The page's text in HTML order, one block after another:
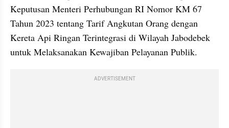
Keputusan Menteri Perhubungan RI Nomor KM 67
Tahun 2023 tentang Tarif Angkutan Orang dengan
Kereta Api Ringan Terintegrasi di Wilayah Jabodebek
untuk Melaksanakan Kewajiban Pelayanan Publik.
ADVERTISEMENT